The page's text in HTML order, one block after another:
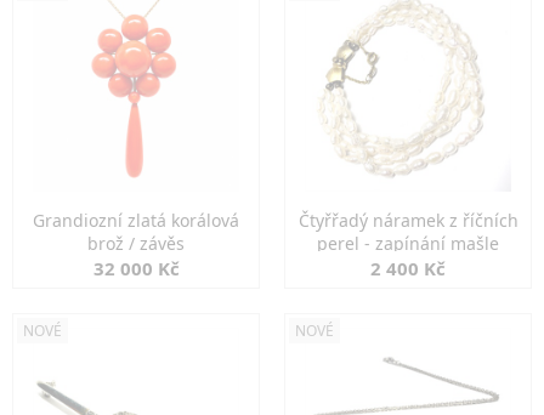
Grandiozní zlatá korálová
brož / závěs
32 000 Kč
Čtyřřadý náramek z říčních
perel - zapínání mašle
2 400 Kč
NOVÉ NOVÉ